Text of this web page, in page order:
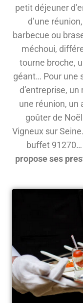
petit déjeuner
d’une
barbecue ou
méchoui,
tourne broche,
géant… Pour une
d’entreprise,
une réunion, un
goûter de
Vigneux sur
buffet 91270…
propose ses